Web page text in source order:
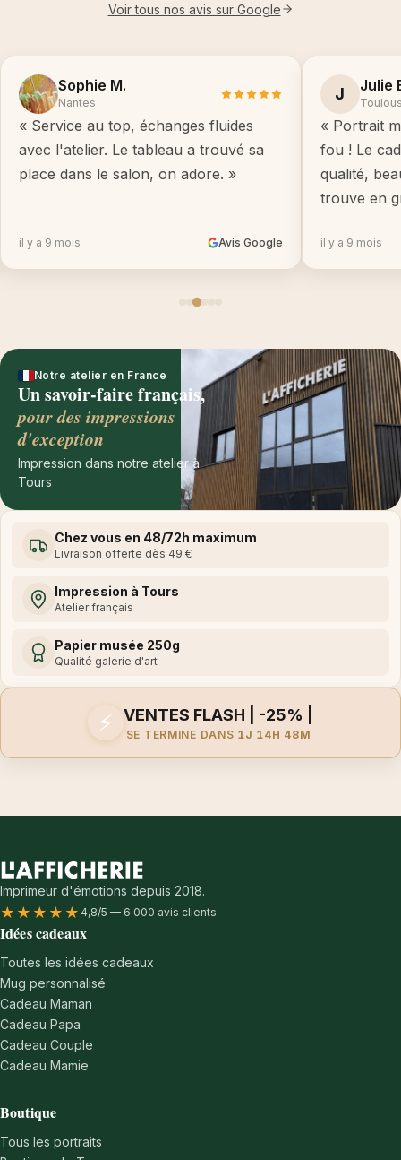
Voir tous nos avis sur Google
Sophie M.
Nantes
« Service au top, échanges fluides
avec l'atelier. Le tableau a trouvé sa
place dans le salon, on adore. »
il y a 9 mois Avis Google
J Julie
« Portrait
fou ! Le
qualité,
trouve en
il y a 9 mois
Notre atelier en France
Un savoir-faire français,
pour des impressions
d'exception
Impression dans notre atelier à
Tours
Chez vous en 48/72h maximum
Livraison offerte dès 49 €
Impression à Tours
Atelier français
Papier musée 250g
Qualité galerie d'art
⚡ VENTES FLASH | -25% |
SE TERMINE DANS 1J 14H 48M
Imprimeur d'émotions depuis 2018.
★★★★★ 4,8/5 — 6 000 avis clients
Idées cadeaux
Toutes les idées cadeaux
Mug personnalisé
Cadeau Maman
Cadeau Papa
Cadeau Couple
Cadeau Mamie
Boutique
Tous les portraits